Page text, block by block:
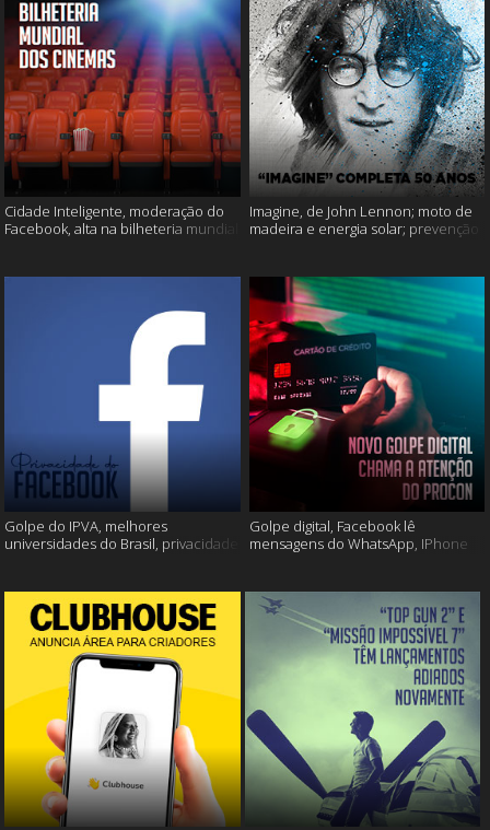
Cidade Inteligente, moderação do
Facebook, alta na bilheteria mundial
Imagine, de John Lennon; moto de
madeira e energia solar; prevenção
Golpe do IPVA, melhores
universidades do Brasil, privacidade
Golpe digital, Facebook lê
mensagens do WhatsApp, IPhone